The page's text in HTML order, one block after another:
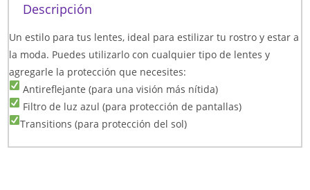
Descripción
Un estilo para tus lentes, ideal para estilizar tu rostro y estar a
la moda. Puedes utilizarlo con cualquier tipo de lentes y
agregarle la protección que necesites:
Antireflejante (para una visión más nítida)
Filtro de luz azul (para protección de pantallas)
Transitions (para protección del sol)